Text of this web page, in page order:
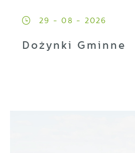
29 - 08 - 2026
Dożynki Gminne